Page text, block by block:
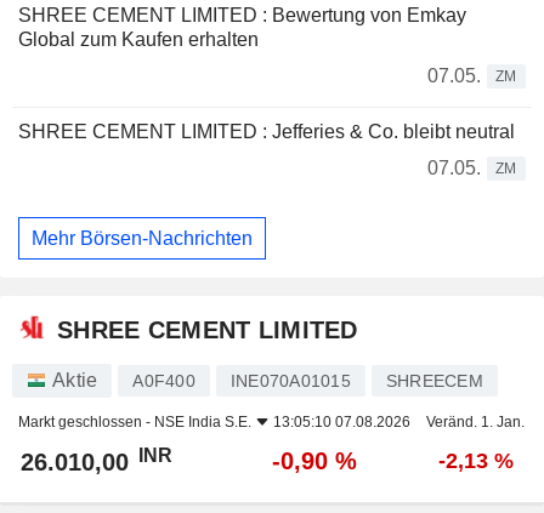
SHREE CEMENT LIMITED : Bewertung von Emkay
Global zum Kaufen erhalten
07.05.
ZM
SHREE CEMENT LIMITED : Jefferies & Co. bleibt neutral
07.05.
ZM
Mehr Börsen-Nachrichten
SHREE CEMENT LIMITED
Aktie A0F400 INE070A01015 SHREECEM
Markt geschlossen - NSE India S.E. 13:05:10 07.08.2026 Veränd. 1. Jan.
26.010,00 INR -0,90 % -2,13 %